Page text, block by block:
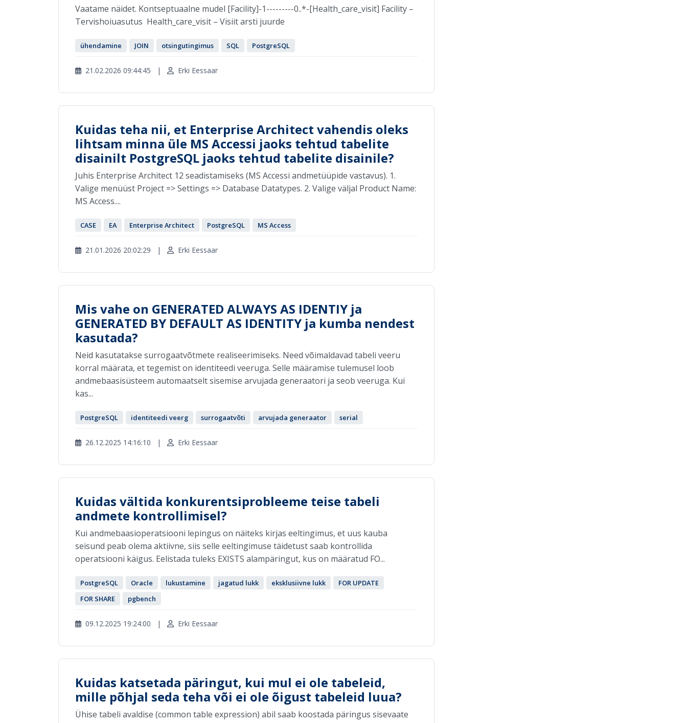
Vaatame näidet. Kontseptuaalne mudel [Facility]-1---------0..*-[Health_care_visit] Facility –
Tervishoiuasutus Health_care_visit – Visiit arsti juurde
ühendamine JOIN otsingutingimus SQL PostgreSQL
21.02.2026 09:44:45 | Erki Eessaar
Kuidas teha nii, et Enterprise Architect vahendis oleks
lihtsam minna üle MS Accessi jaoks tehtud tabelite
disainilt PostgreSQL jaoks tehtud tabelite disainile?
Juhis Enterprise Architect 12 seadistamiseks (MS Accessi andmetüüpide vastavus). 1.
Valige menüüst Project => Settings => Database Datatypes. 2. Valige väljal Product Name:
MS Access....
CASE EA Enterprise Architect PostgreSQL MS Access
21.01.2026 20:02:29 | Erki Eessaar
Mis vahe on GENERATED ALWAYS AS IDENTIY ja
GENERATED BY DEFAULT AS IDENTITY ja kumba nendest
kasutada?
Neid kasutatakse surrogaatvõtmete realiseerimiseks. Need võimaldavad tabeli veeru
korral määrata, et tegemist on identiteedi veeruga. Selle määramise tulemusel loob
andmebaasisüsteem automaatselt sisemise arvujada generaatori ja seob veeruga. Kui
kas...
PostgreSQL identiteedi veerg surrogaatvõti arvujada generaator serial
26.12.2025 14:16:10 | Erki Eessaar
Kuidas vältida konkurentsiprobleeme teise tabeli
andmete kontrollimisel?
Kui andmebaasioperatsiooni lepingus on näiteks kirjas eeltingimus, et uus kauba
seisund peab olema aktiivne, siis selle eeltingimuse täidetust saab kontrollida
operatsiooni käigus. Eelistada tuleks EXISTS alampäringut, kus on määratud FO...
PostgreSQL Oracle lukustamine jagatud lukk eksklusiivne lukk
FOR UPDATE
FOR SHARE
pgbench
09.12.2025 19:24:00 | Erki Eessaar
Kuidas katsetada päringut, kui mul ei ole tabeleid,
mille põhjal seda teha või ei ole õigust tabeleid luua?
Ühise tabeli avaldise (common table expression) abil saab koostada päringus sisevaate